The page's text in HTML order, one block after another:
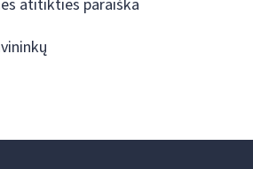
atitikties paraiška